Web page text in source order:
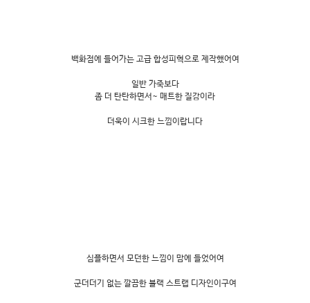
백화점에 들어가는 고급 합성피혁으로 제작했어여
일반 가죽보다
좀 더 탄탄하면서~ 매트한 질감이라
더욱이 시크한 느낌이랍니다
심플하면서 모던한 느낌이 맘에 들었어여
군더더기 없는 깔끔한 블랙 스트랩 디자인이구여